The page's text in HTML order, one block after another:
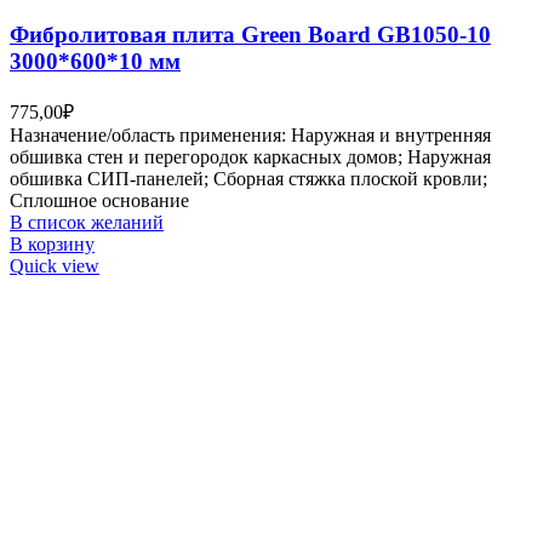
Фибролитовая плита Green Board GB1050-10
3000*600*10 мм
775,00₽
Назначение/область применения: Наружная и внутренняя
обшивка стен и перегородок каркасных домов; Наружная
обшивка СИП-панелей; Сборная стяжка плоской кровли;
Сплошное основание
В список желаний
В корзину
Quick view